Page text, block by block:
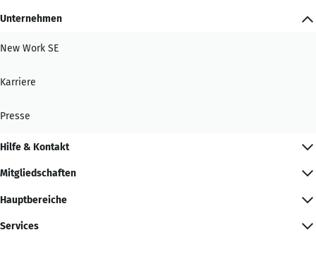
Unternehmen
New Work SE
Karriere
Presse
Hilfe & Kontakt
Mitgliedschaften
Hauptbereiche
Services